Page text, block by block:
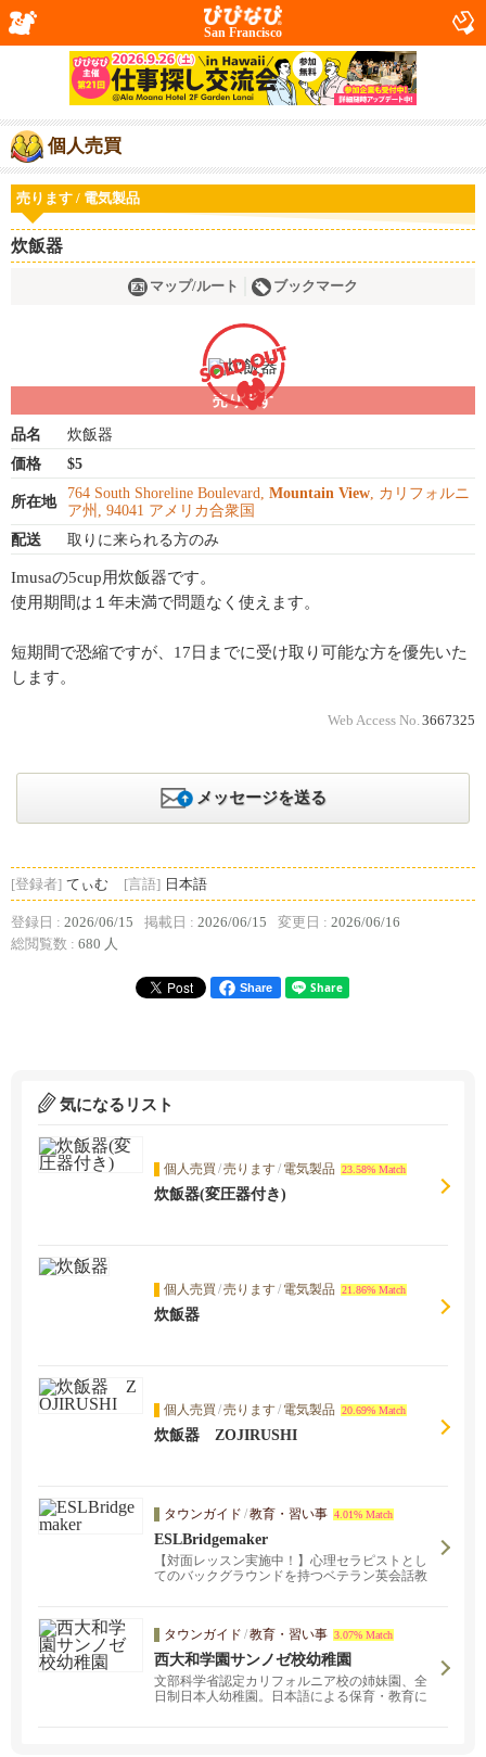
San Francisco
個人売買
売ります / 電気製品
炊飯器
マップ/ルート ブックマーク
売ります
品名
炊飯器
価格
$5
所在地 764 South Shoreline Boulevard, Mountain View, カリフォルニ
ア州, 94041 アメリカ合衆国
配送
取りに来られる方のみ
Imusaの5cup用炊飯器です。
使用期間は１年未満で問題なく使えます。
短期間で恐縮ですが、17日までに受け取り可能な方を優先いた
します。
Web Access No. 3667325
メッセージを送る
[登録者] てぃむ [言語] 日本語
登録日 : 2026/06/15 掲載日 : 2026/06/15 変更日 : 2026/06/16
総閲覧数 : 680 人
Share
気になるリスト
個人売買 /売ります/ 電気製品 23.58% Match
炊飯器(変圧器付き)
個人売買 /売ります/ 電気製品 21.86% Match
炊飯器
個人売買 /売ります/ 電気製品 20.69% Match
炊飯器 ZOJIRUSHI
タウンガイド /教育・習い事 4.01% Match
ESLBridgemaker
【対面レッスン実施中！】心理セラピストとし
てのバックグラウンドを持つベテラン英会話教
タウンガイド /教育・習い事 3.07% Match
西大和学園サンノゼ校幼稚園
文部科学省認定カリフォルニア校の姉妹園、全
日制日本人幼稚園。日本語による保育・教育に